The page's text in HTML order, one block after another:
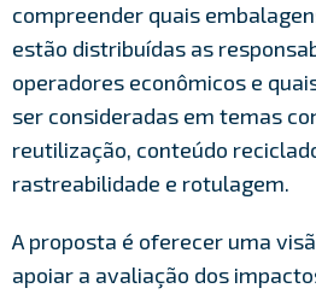
compreender quais
estão distribuídas as
operadores econômicos e
ser consideradas em temas
reutilização, conteúdo
rastreabilidade e rotulagem.
A proposta é oferecer uma
apoiar a avaliação dos